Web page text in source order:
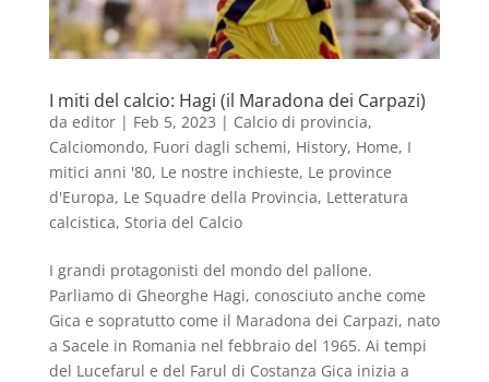
I miti del calcio: Hagi (il Maradona dei Carpazi)
da editor| Feb 5, 2023 | Calcio di provincia,
Calciomondo, Fuori dagli schemi, History, Home, I
mitici anni '80, Le nostre inchieste, Le province
d'Europa, Le Squadre della Provincia, Letteratura
calcistica, Storia del Calcio
I grandi protagonisti del mondo del pallone.
Parliamo di Gheorghe Hagi, conosciuto anche come
Gica e sopratutto come il Maradona dei Carpazi, nato
a Sacele in Romania nel febbraio del 1965. Ai tempi
del Lucefarul e del Farul di Costanza Gica inizia a